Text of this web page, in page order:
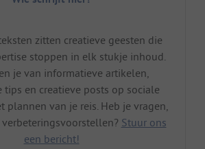
zitten creatieve geesten die
stoppen in elk stukje inhoud.
je van informatieve artikelen,
tips en creatieve posts op sociale
plannen van je reis. Heb je vragen,
Stuur ons
een bericht!